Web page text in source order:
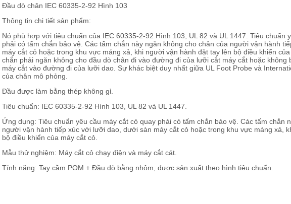
Đầu dò chân IEC 60335-2-92 Hình 103
Thông tin chi tiết sản phẩm:
Nó phù hợp với tiêu chuẩn của IEC 60335-2-92 Hình 103, UL 82 và UL 1447. Tiêu chuẩn
phải có tấm chắn bảo vệ. Các tấm chắn này ngăn không cho chân của người vận hành
máy cắt cỏ hoặc trong khu vực máng xả, khi người vận hành đặt tay lên bộ điều khiển
chắn phải ngăn không cho đầu dò chân đi vào đường đi của lưỡi cắt máy cắt hoặc không
máy cắt vào đường đi của lưỡi dao. Sự khác biệt duy nhất giữa UL Foot Probe và
của chân mô phỏng.
Đầu được làm bằng thép không gỉ.
Tiêu chuẩn: IEC 60335-2-92 Hình 103, UL 82 và UL 1447.
Ứng dụng: Tiêu chuẩn yêu cầu máy cắt cỏ quay phải có tấm chắn bảo vệ. Các tấm chắn
người vận hành tiếp xúc với lưỡi dao, dưới sàn máy cắt cỏ hoặc trong khu vực máng xả,
bộ điều khiển của máy cắt cỏ.
Mẫu thử nghiệm: Máy cắt cỏ chạy điện và máy cắt cát.
Tính năng: Tay cầm POM + Đầu dò bằng nhôm, được sản xuất theo hình tiêu chuẩn.